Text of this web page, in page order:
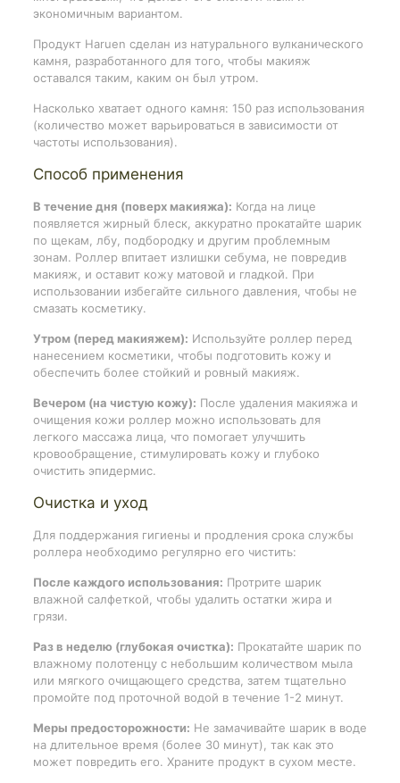
экономичным вариантом.
Продукт Haruen сделан из натурального вулканического
камня, разработанного для того, чтобы макияж
оставался таким, каким он был утром.
Насколько хватает одного камня: 150 раз использования
(количество может варьироваться в зависимости от
частоты использования).
Способ применения
В течение дня (поверх макияжа): Когда на лице
появляется жирный блеск, аккуратно прокатайте шарик
по щекам, лбу, подбородку и другим проблемным
зонам. Роллер впитает излишки себума, не повредив
макияж, и оставит кожу матовой и гладкой. При
использовании избегайте сильного давления, чтобы не
смазать косметику.
Утром (перед макияжем): Используйте роллер перед
нанесением косметики, чтобы подготовить кожу и
обеспечить более стойкий и ровный макияж.
Вечером (на чистую кожу): После удаления макияжа и
очищения кожи роллер можно использовать для
легкого массажа лица, что помогает улучшить
кровообращение, стимулировать кожу и глубоко
очистить эпидермис.
Очистка и уход
Для поддержания гигиены и продления срока службы
роллера необходимо регулярно его чистить:
После каждого использования: Протрите шарик
влажной салфеткой, чтобы удалить остатки жира и
грязи.
Раз в неделю (глубокая очистка): Прокатайте шарик по
влажному полотенцу с небольшим количеством мыла
или мягкого очищающего средства, затем тщательно
промойте под проточной водой в течение 1-2 минут.
Меры предосторожности: Не замачивайте шарик в воде
на длительное время (более 30 минут), так как это
может повредить его. Храните продукт в сухом месте.